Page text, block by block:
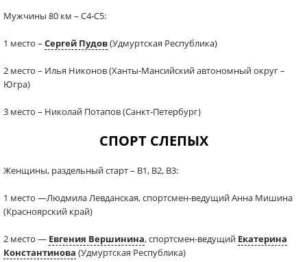
Мужчины 80 км – С4-С5:
1 место – Сергей Пудов(Удмуртская Республика)
2 место – Илья Никонов (Ханты-Мансийский автономный округ –
Югра)
3 место – Николай Потапов (Санкт-Петербург)
СПОРТ СЛЕПЫХ
Женщины, раздельный старт – В1, В2, В3:
1 место —Людмила Левданская, спортсмен-ведущий Анна Мишина
(Красноярский край)
2 место — Евгения Вершинина, спортсмен-ведущий Екатерина
Константинова (Удмуртская Республика)